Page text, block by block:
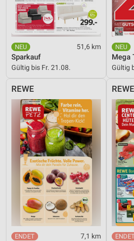
51,6 km
Sparkauf
Gültig bis Fr. 21.08.
Mega
Gültig
REWE
7,1 km
REWE
Entwicklung und Verbesserung der
Verwendung reduzierter Daten zur
Inhalten
IAB-Besonderheiten:
Verwendung genauer Standortdaten
Geräte anhand von aktiv
Informationen identifizieren
Nicht-IAB-Verarbeitungszwecke:
Notwendig
Performance
Funktional
Werbung